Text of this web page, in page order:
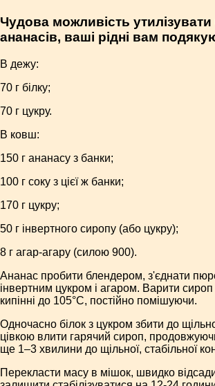
Чудова можливість
ананасів, ваші рідні вам
В дежу:
70 г білку;
70 г цукру.
В ковш:
150 г ананасу з банки;
100 г соку з цієї ж банки;
170 г цукру;
50 г інвертного сиропу (або цукру);
8 г агар-агару (силою 900).
Ананас пробити блендером, з'єднати
інвертним цукром і агаром. Варити
кипінні до 105°С, постійно помішуючи.
Одночасно білок з цукром збити до
цівкою влити гарячий сироп,
ще 1–3 хвилини до щільної, стабільної
Перекласти масу в мішок, швидко